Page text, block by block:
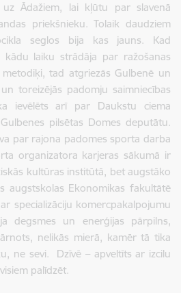
Ādažiem, lai kļūtu par slavenā
priekšnieku. Tolaik daudziem
seglos bija kas jauns. Kad
kādu laiku strādāja par ražošanas
metodiķi, tad atgriezās Gulbenē un
toreizējās padomju saimniecības
ievēlēts arī par Daukstu ciema
pilsētas Domes deputātu.
par rajona padomes sporta darba
organizatora karjeras sākumā ir
kultūras institūtā, bet augstāko
augstskolas Ekonomikas fakultātē
specializāciju komercpakalpojumu
degsmes un enerģijas pārpilns,
nelikās mierā, kamēr tā tika
ne sevi. Dzīvē – apveltīts ar izcilu
palīdzēt.